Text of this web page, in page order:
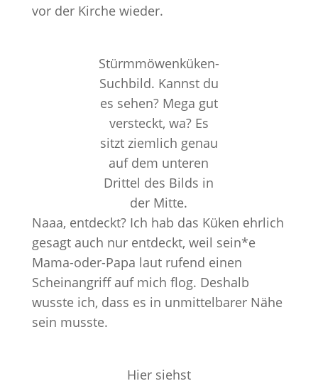
vor der Kirche wieder.
Stürmmöwenküken-
Suchbild. Kannst du
es sehen? Mega gut
versteckt, wa? Es
sitzt ziemlich genau
auf dem unteren
Drittel des Bilds in
der Mitte.
Naaa, entdeckt? Ich hab das Küken ehrlich
gesagt auch nur entdeckt, weil sein*e
Mama-oder-Papa laut rufend einen
Scheinangriff auf mich flog. Deshalb
wusste ich, dass es in unmittelbarer Nähe
sein musste.
Hier siehst